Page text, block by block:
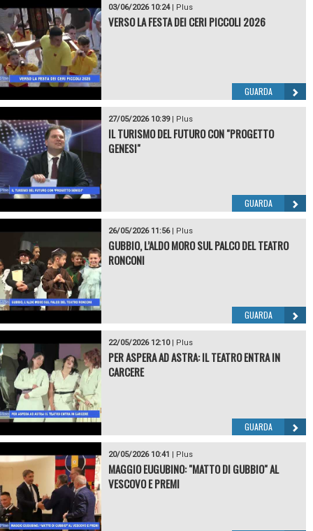
03/06/2026 10:24| Plus
VERSO LA FESTA DEI CERI PICCOLI 2026
GUARDA
27/05/2026 10:39| Plus
IL TURISMO DEL FUTURO CON "PROGETTO
GENESI"
GUARDA
26/05/2026 11:56| Plus
GUBBIO, L’ALDO MORO SUL PALCO DEL TEATRO
RONCONI
GUARDA
22/05/2026 12:10| Plus
PER ASPERA AD ASTRA: IL TEATRO ENTRA IN
CARCERE
GUARDA
20/05/2026 10:41 | Plus
MAGGIO EUGUBINO: "MATTO DI GUBBIO" AL
VESCOVO E PREMI